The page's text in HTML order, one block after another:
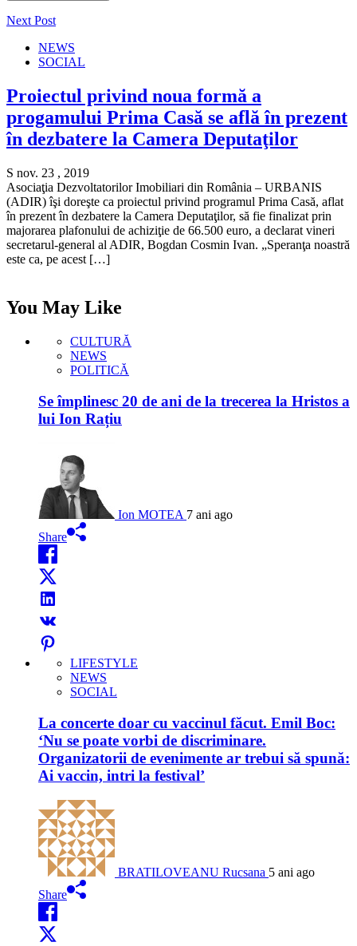
Next Post
NEWS
SOCIAL
Proiectul privind noua formă a
progamului Prima Casă se află în prezent
în dezbatere la Camera Deputaţilor
S nov. 23 , 2019
Asociaţia Dezvoltatorilor Imobiliari din România – URBANIS
(ADIR) îşi doreşte ca proiectul privind programul Prima Casă, aflat
în prezent în dezbatere la Camera Deputaţilor, să fie finalizat prin
majorarea plafonului de achiziţie de 66.500 euro, a declarat vineri
secretarul-general al ADIR, Bogdan Cosmin Ivan. „Speranţa noastră
este ca, pe acest […]
You May Like
CULTURĂ
NEWS
POLITICĂ
Se împlinesc 20 de ani de la trecerea la Hristos a
lui Ion Rațiu
Ion MOTEA 7 ani ago
Share
LIFESTYLE
NEWS
SOCIAL
La concerte doar cu vaccinul făcut. Emil Boc:
‘Nu se poate vorbi de discriminare.
Organizatorii de evenimente ar trebui să spună:
Ai vaccin, intri la festival’
BRATILOVEANU Rucsana 5 ani ago
Share